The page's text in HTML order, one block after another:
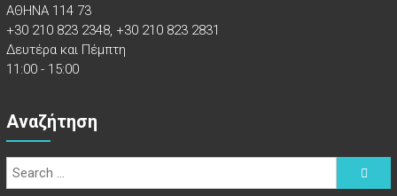
ΑΘΗΝΑ 114 73
+30 210 823 2348, +30 210 823 2831
Δευτέρα και Πέμπτη
11:00 - 15:00
Αναζήτηση